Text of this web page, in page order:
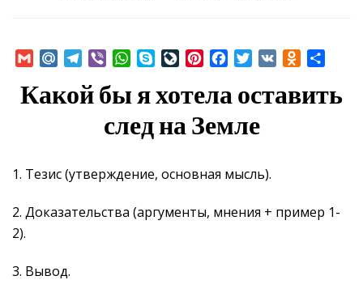
GmailMail.RuTelegram
Viber WhatsApp
SkypeLiveJournal
PinterestFacebookTwitter
VK
Какой бы я хотела оставить
след на Земле
1. Тезис (утверждение, основная мысль).
2. Доказательства (аргументы, мнения + пример 1-
2).
3. Вывод.